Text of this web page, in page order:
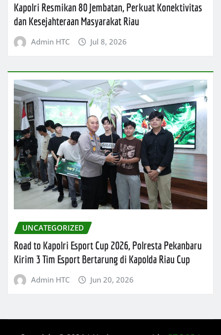
Kapolri Resmikan 80 Jembatan, Perkuat Konektivitas
dan Kesejahteraan Masyarakat Riau
Admin HTC Jul 8, 2026
UNCATEGORIZED
Road to Kapolri Esport Cup 2026, Polresta Pekanbaru
Kirim 3 Tim Esport Bertarung di Kapolda Riau Cup
Admin HTC Jun 20, 2026